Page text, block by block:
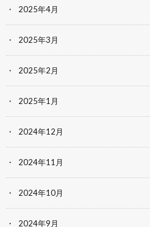
2025年4月
2025年3月
2025年2月
2025年1月
2024年12月
2024年11月
2024年10月
2024年9月